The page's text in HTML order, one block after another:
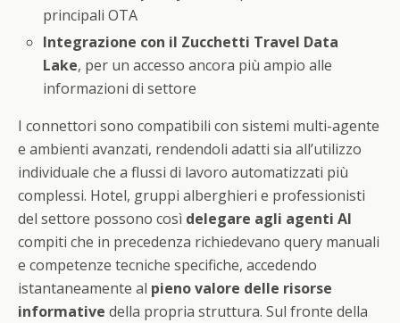
principali OTA
Integrazione con il Zucchetti Travel Data
Lake, per un accesso ancora più ampio alle
informazioni di settore
I connettori sono compatibili con sistemi multi-agente
e ambienti avanzati, rendendoli adatti sia all’utilizzo
individuale che a flussi di lavoro automatizzati più
complessi. Hotel, gruppi alberghieri e professionisti
del settore possono così delegare agli agenti AI
compiti che in precedenza richiedevano query manuali
e competenze tecniche specifiche, accedendo
istantaneamente al pieno valore delle risorse
informative della propria struttura. Sul fronte della